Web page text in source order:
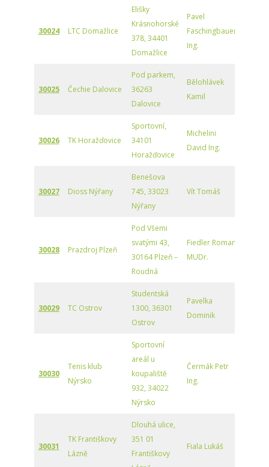
30024 LTC Domažlice
Elišky
Krásnohorské
378, 34401
Domažlice
Pavel
Faschingbauer
Ing.
30025 Čechie Dalovice
Pod parkem,
36263
Dalovice
Bělohlávek
Kamil
30026 TK Horažďovice
Sportovní,
34101
Horažďovice
Michelini
David Ing.
30027 Dioss Nýřany
Benešova
745, 33023
Nýřany
Vít Tomáš
30028 Prazdroj Plzeň
Pod Všemi
svatými 43,
30164 Plzeň –
Roudná
Fiedler Roman
MUDr.
30029 TC Ostrov
Studentská
1300, 36301
Ostrov
Pavelka
Dominik
30030
Tenis klub
Nýrsko
Sportovní
areál u
koupaliště
932, 34022
Nýrsko
Čermák Petr
Ing.
30031
TK Františkovy
Lázně
Dlouhá ulice,
351 01
Františkovy
Fiala Lukáš